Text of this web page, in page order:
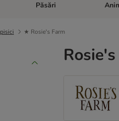
cu categorii: Câini
Deschideți meniul cu
Păsări
★ Rosie's Farm